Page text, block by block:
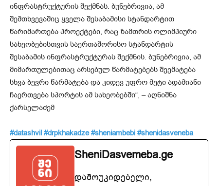
ინფრასტრუქტურის შექმნას. ბუნებრივია, ამ
შემთხვევაშიც ყველა შესაბამისი სტანდარტით
წარიმართება პროექტები, რაც ზამთრის ოლიმპიური
სახეობებისთვის საერთაშორისო სტანდარტის
შესაბამის ინფრასტრუქტურას შექმნის. ბუნებრივია, ამ
მიმართულებითაც არსებულ წარმატებებს შეემატება
სხვა ბევრი წარმატება და კიდევ უფრო მეტი ადამიანი
ჩაერთვება სპორტის ამ სახეობებში“, – აღნიშნა
ქარსელაძემ
#datashvil #drpkhakadze #sheniambebi #shenidasveneba
SheniDasvemeba.ge
დამოუკიდებელი,